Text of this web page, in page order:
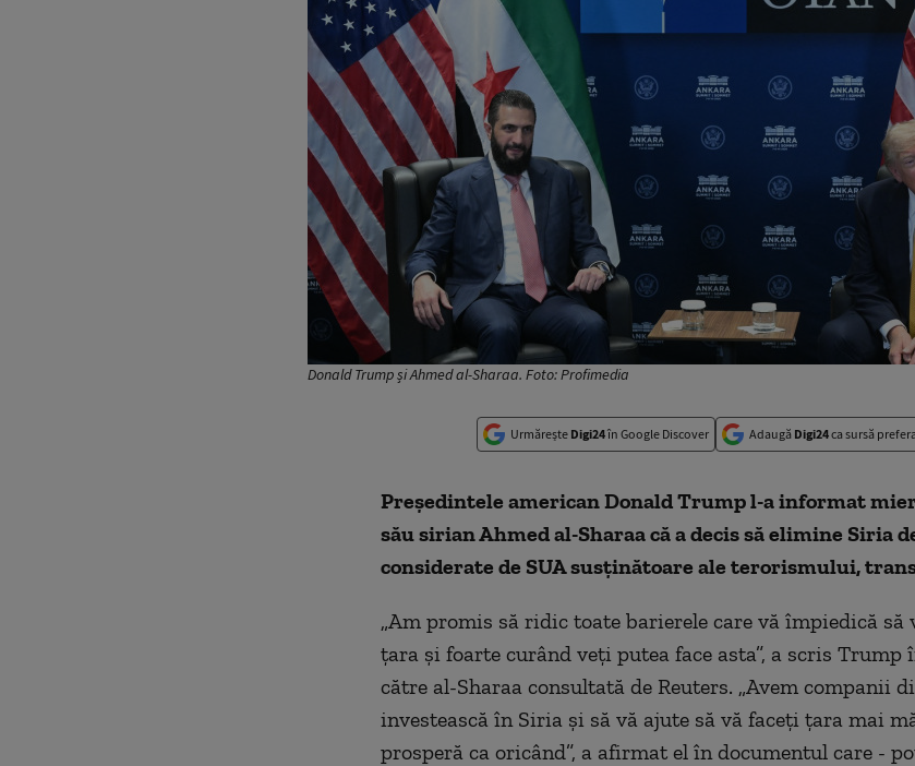
Donald Trump și Ahmed al-Sharaa. Foto: Profimedia
Urmărește Digi24în Google Discover Adaugă Digi24ca sursă
Preşedintele american Donald Trump l-a informat
său sirian Ahmed al-Sharaa că a decis să elimine Siria
considerate de SUA susţinătoare ale terorismului,
„Am promis să ridic toate barierele care vă împiedică
ţara şi foarte curând veţi putea face asta”, a scris Trump
către al-Sharaa consultată de Reuters. „Avem companii
investească în Siria şi să vă ajute să vă faceţi ţara mai
prosperă ca oricând”, a afirmat el în documentul care -